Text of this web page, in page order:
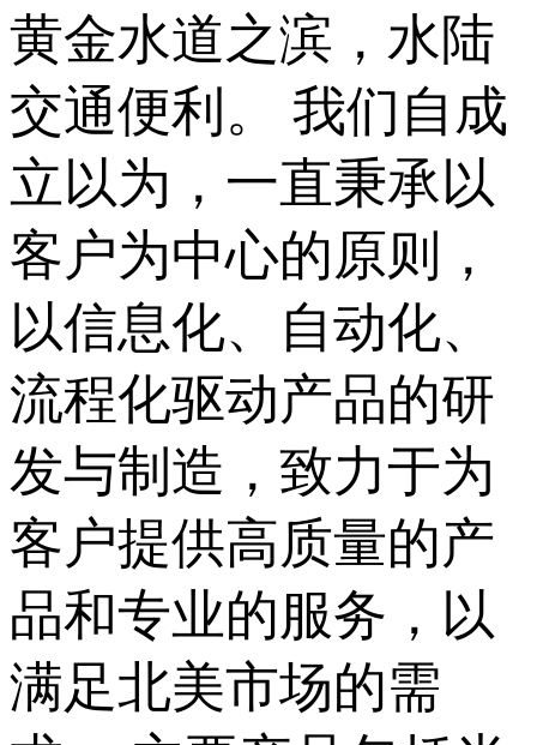
黄金水道之滨，水陆
交通便利。 我们自成
立以为，一直秉承以
客户为中心的原则，
以信息化、自动化、
流程化驱动产品的研
发与制造，致力于为
客户提供高质量的产
品和专业的服务，以
满足北美市场的需